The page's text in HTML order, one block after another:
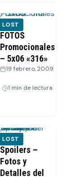
LOST
FOTOS
Promocionales
– 5x06 «316»
19 febrero, 2009
1 min de lectura
LOST
Spoilers –
Fotos y
Detalles del